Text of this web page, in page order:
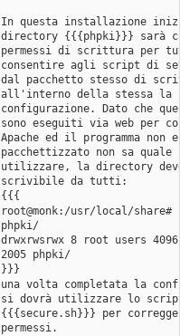
In questa installazione
directory {{{phpki}}} sarà
permessi di scrittura per
consentire agli script di
dal pacchetto stesso di
all'interno della stessa la
configurazione. Dato che
sono eseguiti via web per
Apache ed il programma non
pacchettizzato non sa quale
utilizzare, la directory
scrivibile da tutti:
{{{
root@monk:/usr/local/
phpki/
drwxrwsrwx 8 root users 4096
2005 phpki/
}}}
una volta completata la
si dovrà utilizzare lo
{{{secure.sh}}} per
permessi.